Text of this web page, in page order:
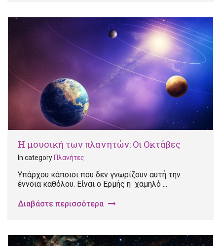
Η μουσική των πλανητών: Οι Οκτάβες
In category Πλανήτες
Υπάρχου κάποιοι που δεν γνωρίζουν αυτή την
έννοια καθόλου. Είναι ο Ερμής η χαμηλό ...
Διαβάστε περισσότερα